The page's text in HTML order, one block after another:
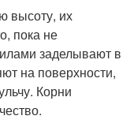
высоту, их
пока не
заделывают в
на поверхности,
Корни